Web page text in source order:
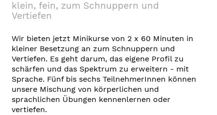
klein, fein, zum Schnuppern und
Vertiefen
Wir bieten jetzt Minikurse von 2 x 60 Minuten in
kleiner Besetzung an zum Schnuppern und
Vertiefen. Es geht darum, das eigene Profil zu
schärfen und das Spektrum zu erweitern - mit
Sprache. Fünf bis sechs TeilnehmerInnen können
unsere Mischung von körperlichen und
sprachlichen Übungen kennenlernen oder
vertiefen.